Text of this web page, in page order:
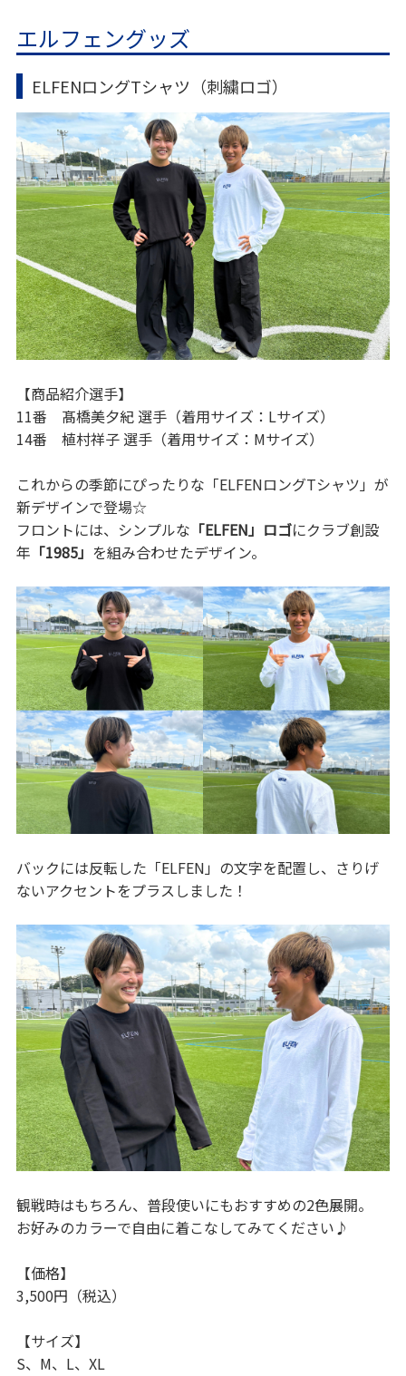
エルフェングッズ
ELFENロングTシャツ（刺繍ロゴ）
【商品紹介選手】
11番 髙橋美夕紀 選手（着用サイズ：Lサイズ）
14番 植村祥子 選手（着用サイズ：Mサイズ）
これからの季節にぴったりな「ELFENロングTシャツ」が
新デザインで登場☆
フロントには、シンプルな 「ELFEN」ロゴにクラブ創設
年 「1985」 を組み合わせたデザイン。
バックには反転した「ELFEN」の文字を配置し、さりげ
ないアクセントをプラスしました！
観戦時はもちろん、普段使いにもおすすめの2色展開。
お好みのカラーで自由に着こなしてみてください♪
【価格】
3,500円（税込）
【サイズ】
S、M、L、XL